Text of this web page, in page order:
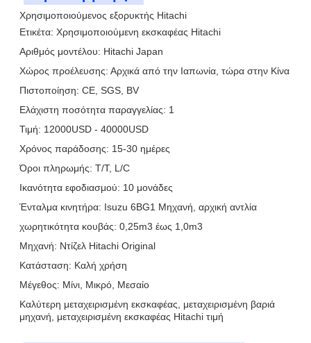
Χρησιμοποιούμενος εξορυκτής Hitachi
Ετικέτα: Χρησιμοποιούμενη εκσκαφέας Hitachi
Αριθμός μοντέλου: Hitachi Japan
Χώρος προέλευσης: Αρχικά από την Ιαπωνία, τώρα στην Κίνα
Πιστοποίηση: CE, SGS, BV
Ελάχιστη ποσότητα παραγγελίας: 1
Τιμή: 12000USD - 40000USD
Χρόνος παράδοσης: 15-30 ημέρες
Όροι πληρωμής: T/T, L/C
Ικανότητα εφοδιασμού: 10 μονάδες
Ένταλμα κινητήρα: Isuzu 6BG1 Μηχανή, αρχική αντλία
χωρητικότητα κουβάς: 0,25m3 έως 1,0m3
Μηχανή: Ντίζελ Hitachi Original
Κατάσταση: Καλή χρήση
Μέγεθος: Μίνι, Μικρό, Μεσαίο
Καλύτερη μεταχειρισμένη εκσκαφέας, μεταχειρισμένη βαριά
μηχανή, μεταχειρισμένη εκσκαφέας Hitachi τιμή